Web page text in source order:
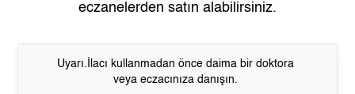
eczanelerden satın alabilirsiniz.
Uyarı.İlacı kullanmadan önce daima bir doktora
veya eczacınıza danışın.